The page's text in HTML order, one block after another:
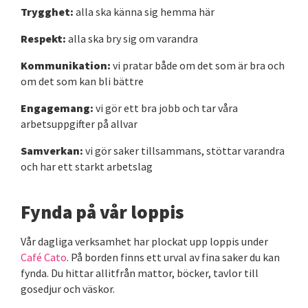
Trygghet: alla ska känna sig hemma här
Respekt: alla ska bry sig om varandra
Kommunikation: vi pratar både om det som är bra och
om det som kan bli bättre
Engagemang: vi gör ett bra jobb och tar våra
arbetsuppgifter på allvar
Samverkan: vi gör saker tillsammans, stöttar varandra
och har ett starkt arbetslag
Fynda på vår loppis
Vår dagliga verksamhet har plockat upp loppis under
Café Cato. På borden finns ett urval av fina saker du kan
fynda. Du hittar allitfrån mattor, böcker, tavlor till
gosedjur och väskor.